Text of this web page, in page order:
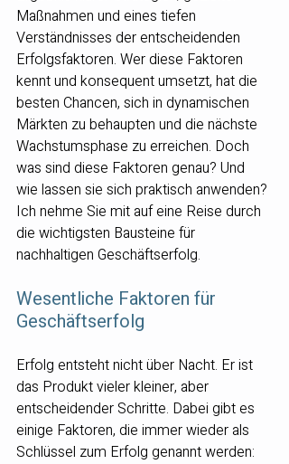
Maßnahmen und eines tiefen
Verständnisses der entscheidenden
Erfolgsfaktoren. Wer diese Faktoren
kennt und konsequent umsetzt, hat die
besten Chancen, sich in dynamischen
Märkten zu behaupten und die nächste
Wachstumsphase zu erreichen. Doch
was sind diese Faktoren genau? Und
wie lassen sie sich praktisch anwenden?
Ich nehme Sie mit auf eine Reise durch
die wichtigsten Bausteine für
nachhaltigen Geschäftserfolg.
Wesentliche Faktoren für
Geschäftserfolg
Erfolg entsteht nicht über Nacht. Er ist
das Produkt vieler kleiner, aber
entscheidender Schritte. Dabei gibt es
einige Faktoren, die immer wieder als
Schlüssel zum Erfolg genannt werden: